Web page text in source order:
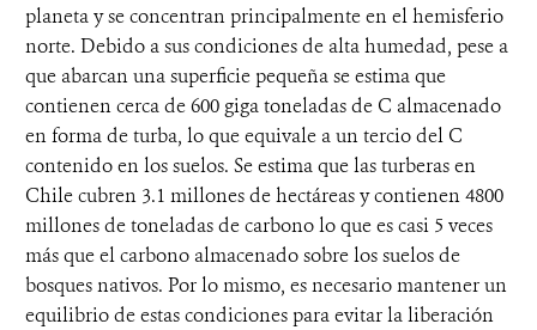
planeta y se concentran principalmente en el hemisferio
norte. Debido a sus condiciones de alta humedad, pese a
que abarcan una superficie pequeña se estima que
contienen cerca de 600 giga toneladas de C almacenado
en forma de turba, lo que equivale a un tercio del C
contenido en los suelos. Se estima que las turberas en
Chile cubren 3.1 millones de hectáreas y contienen 4800
millones de toneladas de carbono lo que es casi 5 veces
más que el carbono almacenado sobre los suelos de
bosques nativos. Por lo mismo, es necesario mantener un
equilibrio de estas condiciones para evitar la liberación